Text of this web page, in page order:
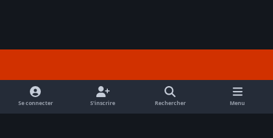
f
a
c
Se connecter S’inscrire Rechercher Menu